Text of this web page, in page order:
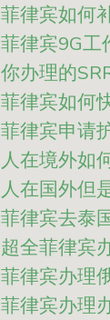
菲律宾如何
菲律宾9G工
你办理的
菲律宾如何
菲律宾申请
人在境外如
人在国外但
菲律宾去泰
超全菲律宾
菲律宾办理
菲律宾办理